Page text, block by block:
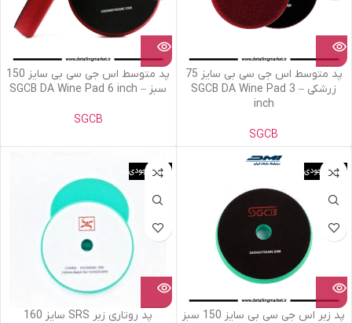
پد متوسط اس جی سی بی سایز 75
زرشکی – SGCB DA Wine Pad 3
inch
SGCB
پد متوسط اس جی سی بی سایز 150
سبز – SGCB DA Wine Pad 6 inch
SGCB
اتمام موجودی
پد زبر اس جی سی بی سایز 150 سبز
اتمام موجودی
پد روتاری زبر SRS سایز 160